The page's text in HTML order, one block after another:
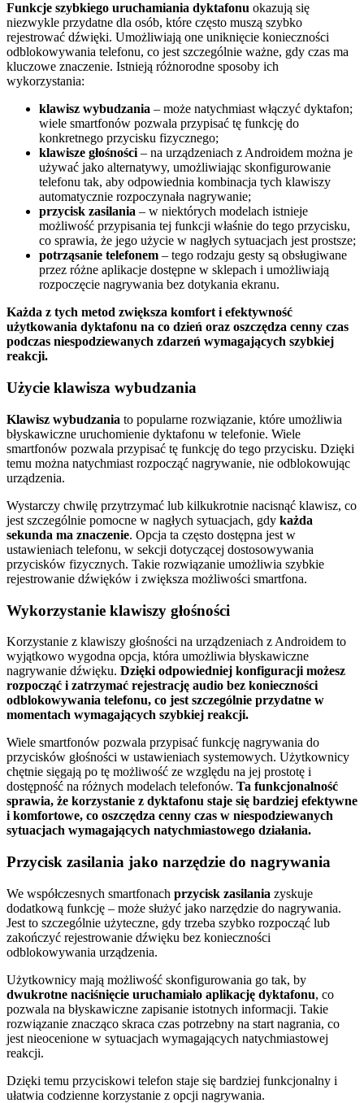
Funkcje szybkiego uruchamiania dyktafonu okazują się
niezwykle przydatne dla osób, które często muszą szybko
rejestrować dźwięki. Umożliwiają one uniknięcie konieczności
odblokowywania telefonu, co jest szczególnie ważne, gdy czas ma
kluczowe znaczenie. Istnieją różnorodne sposoby ich
wykorzystania:
klawisz wybudzania – może natychmiast włączyć dyktafon;
wiele smartfonów pozwala przypisać tę funkcję do
konkretnego przycisku fizycznego;
klawisze głośności– na urządzeniach z Androidem można je
używać jako alternatywy, umożliwiając skonfigurowanie
telefonu tak, aby odpowiednia kombinacja tych klawiszy
automatycznie rozpoczynała nagrywanie;
przycisk zasilania – w niektórych modelach istnieje
możliwość przypisania tej funkcji właśnie do tego przycisku,
co sprawia, że jego użycie w nagłych sytuacjach jest prostsze;
potrząsanie telefonem – tego rodzaju gesty są obsługiwane
przez różne aplikacje dostępne w sklepach i umożliwiają
rozpoczęcie nagrywania bez dotykania ekranu.
Każda z tych metod zwiększa komfort i efektywność
użytkowania dyktafonu na co dzień oraz oszczędza cenny czas
podczas niespodziewanych zdarzeń wymagających szybkiej
reakcji.
Użycie klawisza wybudzania
Klawisz wybudzania to popularne rozwiązanie, które umożliwia
błyskawiczne uruchomienie dyktafonu w telefonie. Wiele
smartfonów pozwala przypisać tę funkcję do tego przycisku. Dzięki
temu można natychmiast rozpocząć nagrywanie, nie odblokowując
urządzenia.
Wystarczy chwilę przytrzymać lub kilkukrotnie nacisnąć klawisz, co
jest szczególnie pomocne w nagłych sytuacjach, gdy każda
sekunda ma znaczenie. Opcja ta często dostępna jest w
ustawieniach telefonu, w sekcji dotyczącej dostosowywania
przycisków fizycznych. Takie rozwiązanie umożliwia szybkie
rejestrowanie dźwięków i zwiększa możliwości smartfona.
Wykorzystanie klawiszy głośności
Korzystanie z klawiszy głośności na urządzeniach z Androidem to
wyjątkowo wygodna opcja, która umożliwia błyskawiczne
nagrywanie dźwięku. Dzięki odpowiedniej konfiguracji możesz
rozpocząć i zatrzymać rejestrację audio bez konieczności
odblokowywania telefonu, co jest szczególnie przydatne w
momentach wymagających szybkiej reakcji.
Wiele smartfonów pozwala przypisać funkcję nagrywania do
przycisków głośności w ustawieniach systemowych. Użytkownicy
chętnie sięgają po tę możliwość ze względu na jej prostotę i
dostępność na różnych modelach telefonów. Ta funkcjonalność
sprawia, że korzystanie z dyktafonu staje się bardziej efektywne
i komfortowe, co oszczędza cenny czas w niespodziewanych
sytuacjach wymagających natychmiastowego działania.
Przycisk zasilania jako narzędzie do nagrywania
We współczesnych smartfonach przycisk zasilania zyskuje
dodatkową funkcję – może służyć jako narzędzie do nagrywania.
Jest to szczególnie użyteczne, gdy trzeba szybko rozpocząć lub
zakończyć rejestrowanie dźwięku bez konieczności
odblokowywania urządzenia.
Użytkownicy mają możliwość skonfigurowania go tak, by
dwukrotne naciśnięcie uruchamiało aplikację dyktafonu, co
pozwala na błyskawiczne zapisanie istotnych informacji. Takie
rozwiązanie znacząco skraca czas potrzebny na start nagrania, co
jest nieocenione w sytuacjach wymagających natychmiastowej
reakcji.
Dzięki temu przyciskowi telefon staje się bardziej funkcjonalny i
ułatwia codzienne korzystanie z opcji nagrywania.